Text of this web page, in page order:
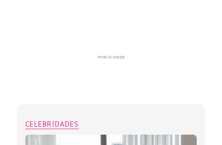
PUBLICIDADE
CELEBRIDADES